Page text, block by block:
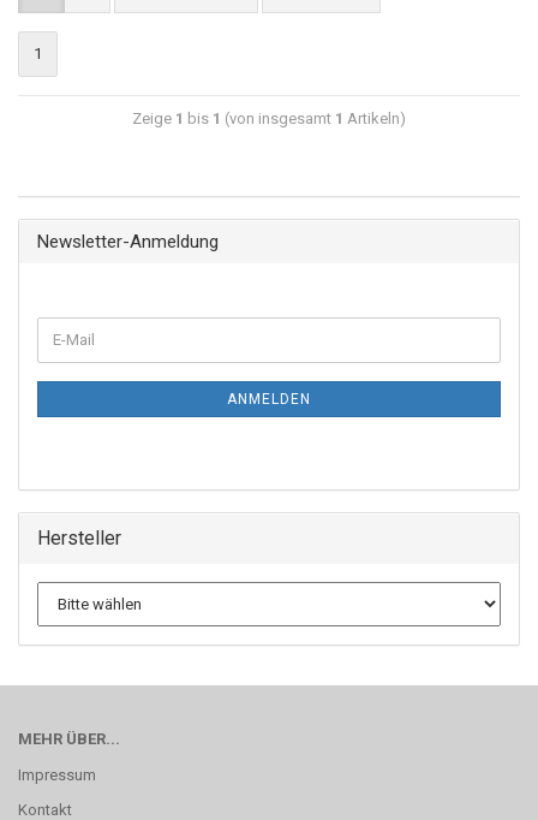
1
Zeige 1 bis 1 (von insgesamt 1 Artikeln)
Newsletter-Anmeldung
ANMELDEN
Hersteller
MEHR ÜBER...
Impressum
Kontakt